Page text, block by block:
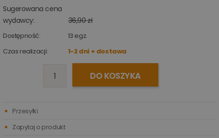
Sugerowana cena
wydawcy:
36,90 zł
Dostępność: 13 egz.
Czas realizacji:
1-2 dni + dostawa
DO KOSZYKA
Przesyłki
Zapytaj o produkt